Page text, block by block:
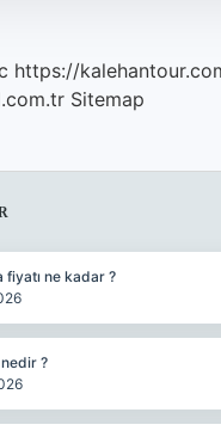
https://
Sitemap
fiyatı ne kadar ?
?